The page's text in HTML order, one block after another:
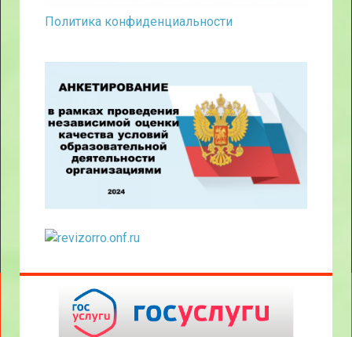
Политика конфиденциальности